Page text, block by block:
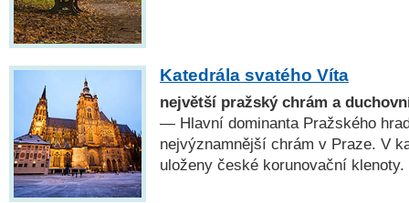
Katedrála svatého Víta
největší pražský chrám a
— Hlavní dominanta Pražského
nejvýznamnější chrám v Praze. V
uloženy české korunovační klenoty.